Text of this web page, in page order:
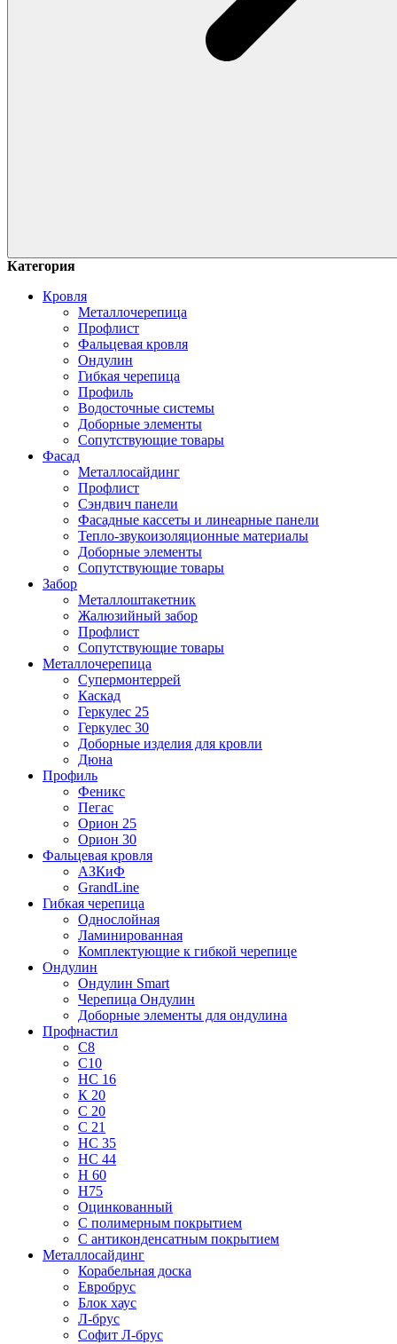
Категория
Кровля
Металлочерепица
Профлист
Фальцевая кровля
Ондулин
Гибкая черепица
Профиль
Водосточные системы
Доборные элементы
Сопутствующие товары
Фасад
Металлосайдинг
Профлист
Сэндвич панели
Фасадные кассеты и линеарные панели
Тепло-звукоизоляционные материалы
Доборные элементы
Сопутствующие товары
Забор
Металлоштакетник
Жалюзийный забор
Профлист
Сопутствующие товары
Металлочерепица
Супермонтеррей
Каскад
Геркулес 25
Геркулес 30
Доборные изделия для кровли
Дюна
Профиль
Феникс
Пегас
Орион 25
Орион 30
Фальцевая кровля
АЗКиФ
GrandLine
Гибкая черепица
Однослойная
Ламинированная
Комплектующие к гибкой черепице
Ондулин
Ондулин Smart
Черепица Ондулин
Доборные элементы для ондулина
Профнастил
С8
С10
НС 16
К 20
С 20
С 21
НС 35
НС 44
Н 60
Н75
Оцинкованный
С полимерным покрытием
С антиконденсатным покрытием
Металлосайдинг
Корабельная доска
Евробрус
Блок хаус
Л-брус
Софит Л-брус